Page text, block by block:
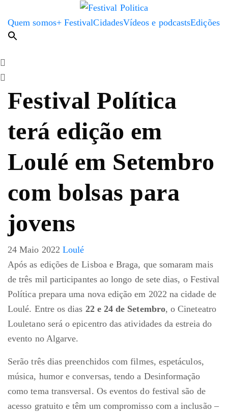
Quem somos+ FestivalCidadesVídeos e podcastsEdições
Festival Política
terá edição em
Loulé em Setembro
com bolsas para
jovens
24 Maio 2022 Loulé
Após as edições de Lisboa e Braga, que somaram mais
de três mil participantes ao longo de sete dias, o Festival
Política prepara uma nova edição em 2022 na cidade de
Loulé. Entre os dias 22 e 24 de Setembro, o Cineteatro
Louletano será o epicentro das atividades da estreia do
evento no Algarve.
Serão três dias preenchidos com filmes, espetáculos,
música, humor e conversas, tendo a Desinformação
como tema transversal. Os eventos do festival são de
acesso gratuito e têm um compromisso com a inclusão –